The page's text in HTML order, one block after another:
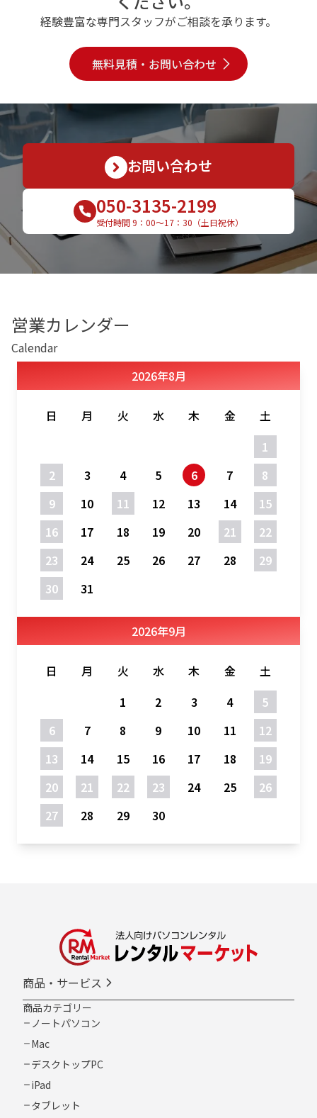
経験豊富な専門スタッフがご相談を承ります。
無料見積・お問い合わせ
お問い合わせ
050-3135-2199
受付時間 9：00〜17：30（土日祝休）
営業カレンダー
Calendar
2026年8月
日 月 火 水 木 金
土
1
2
3 4 5 6 7
8
9
10 11 12 13 14
15
16
17 18 19 20 21
22
23
24 25 26 27 28
29
30
31
2026年9月
日 月 火 水 木 金
土
1
2 3 4
5
6
7 8 9 10 11
12
13
14 15 16 17 18
19
20
21 22 23 24 25
26
27
28 29 30
商品・サービス
商品カテゴリー
ノートパソコン
Mac
デスクトップPC
iPad
タブレット